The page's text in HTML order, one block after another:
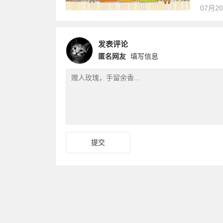
07月
发表评论
匿名网友 填写信息